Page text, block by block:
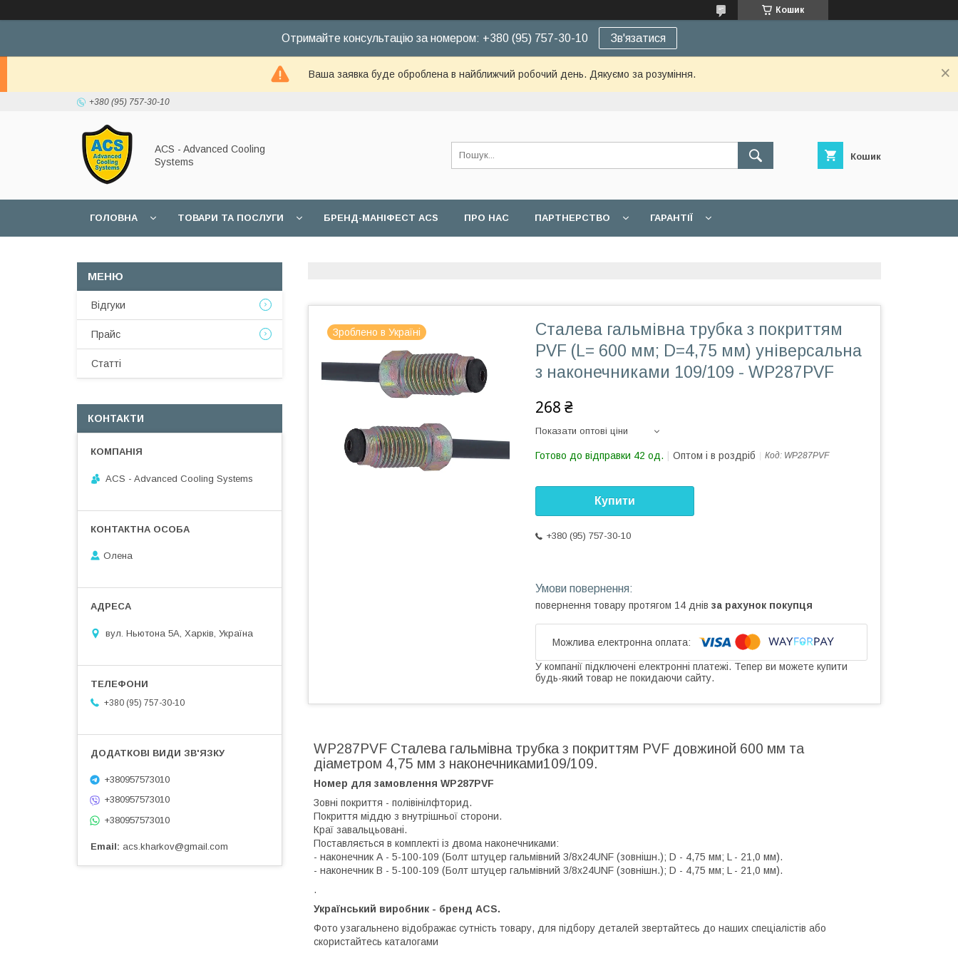
Кошик
Отримайте консультацію за номером: +380 (95) 757-30-10 Зв'язатися
Ваша заявка буде оброблена в найближчий робочий день. Дякуємо за розуміння.
+380 (95) 757-30-10
ACS - Advanced Cooling
Systems
Кошик
ГОЛОВНА ТОВАРИ ТА ПОСЛУГИ БРЕНД-МАНІФЕСТ ACS ПРО НАС ПАРТНЕРСТВО ГАРАНТІЇ
Зроблено в Україні
Сталева гальмівна трубка з покриттям
PVF (L= 600 мм; D=4,75 мм) універсальна
з наконечниками 109/109 - WP287PVF
268 ₴
Показати оптові ціни
Готово до відправки 42 од. Оптом і в роздріб Код: WP287PVF
Купити
+380 (95) 757-30-10
повернення товару протягом 14 днів за рахунок покупця
У компанії підключені електронні платежі. Тепер ви можете купити
будь-який товар не покидаючи сайту.
WP287PVF Сталева гальмівна трубка з покриттям PVF довжиной 600 мм та
діаметром 4,75 мм з наконечниками109/109.
Номер для замовлення WP287PVF
Зовні покриття - полівінілфторид.
Покриття міддю з внутрішньої сторони.
Краї завальцьовані.
Поставляється в комплекті із двома наконечниками:
- наконечник А - 5-100-109 (Болт штуцер гальмівний 3/8х24UNF (зовнішн.); D - 4,75 мм; L - 21,0 мм).
- наконечник В - 5-100-109 (Болт штуцер гальмівний 3/8х24UNF (зовнішн.); D - 4,75 мм; L - 21,0 мм).
.
Український виробник - бренд ACS.
Фото узагальнено відображає сутність товару, для підбору деталей звертайтесь до наших спеціалістів або
скористайтесь каталогами
Відгуки
Прайс
Статті
КОНТАКТИ
ACS - Advanced Cooling Systems
Олена
вул. Ньютона 5А, Харків, Україна
+380 (95) 757-30-10
+380957573010
+380957573010
+380957573010
Email acs.kharkov@gmail.com